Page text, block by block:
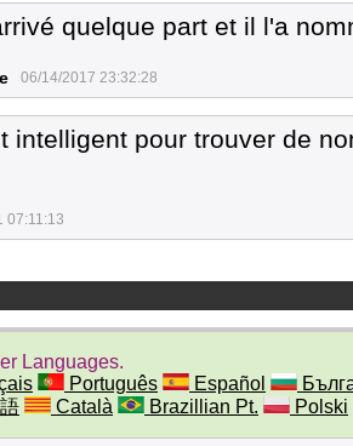
quelque part et il l'a
06/14/2017 23:32:28
intelligent pour trouver de
07:11:13
Languages.
Português Español
Català Brazillian Pt. Polski